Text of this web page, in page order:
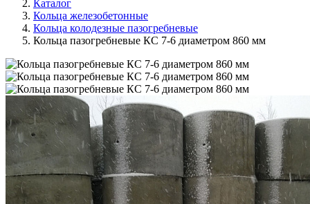
Каталог
Кольца железобетонные
Кольца колодезные пазогребневые
Кольца пазогребневые КС 7-6 диаметром 860 мм